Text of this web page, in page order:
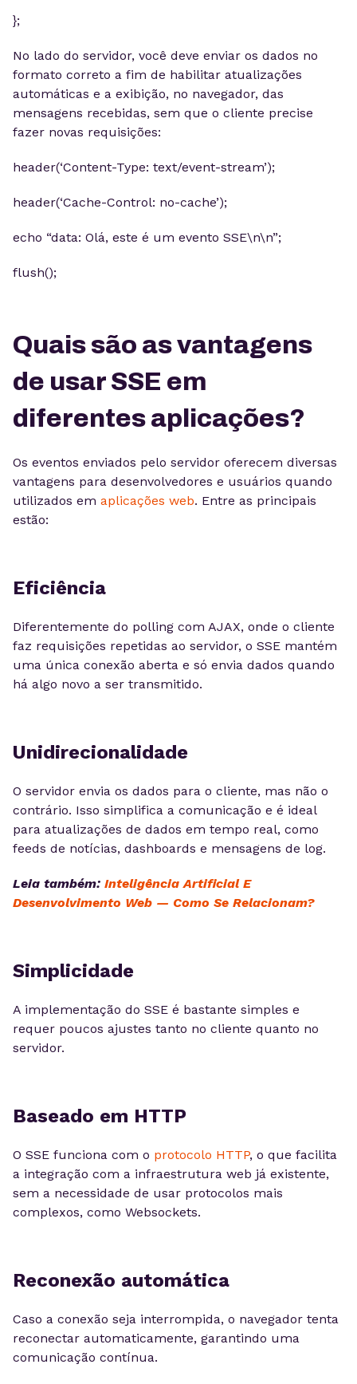
};
No lado do servidor, você deve enviar os dados no
formato correto a fim de habilitar atualizações
automáticas e a exibição, no navegador, das
mensagens recebidas, sem que o cliente precise
fazer novas requisições:
header(‘Content-Type: text/event-stream’);
header(‘Cache-Control: no-cache’);
echo “data: Olá, este é um evento SSE\n\n”;
flush();
Quais são as vantagens
de usar SSE em
diferentes aplicações?
Os eventos enviados pelo servidor oferecem diversas
vantagens para desenvolvedores e usuários quando
utilizados em aplicações web. Entre as principais
estão:
Eficiência
Diferentemente do polling com AJAX, onde o cliente
faz requisições repetidas ao servidor, o SSE mantém
uma única conexão aberta e só envia dados quando
há algo novo a ser transmitido.
Unidirecionalidade
O servidor envia os dados para o cliente, mas não o
contrário. Isso simplifica a comunicação e é ideal
para atualizações de dados em tempo real, como
feeds de notícias, dashboards e mensagens de log.
Leia também: Inteligência Artificial E
Desenvolvimento Web — Como Se Relacionam?
Simplicidade
A implementação do SSE é bastante simples e
requer poucos ajustes tanto no cliente quanto no
servidor.
Baseado em HTTP
O SSE funciona com o protocolo HTTP, o que facilita
a integração com a infraestrutura web já existente,
sem a necessidade de usar protocolos mais
complexos, como Websockets.
Reconexão automática
Caso a conexão seja interrompida, o navegador tenta
reconectar automaticamente, garantindo uma
comunicação contínua.